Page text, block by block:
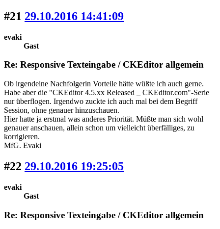
#21 29.10.2016 14:41:09
evaki
Gast
Re: Responsive Texteingabe / CKEditor allgemein
Ob irgendeine Nachfolgerin Vorteile hätte wüßte ich auch gerne.
Habe aber die "CKEditor 4.5.xx Released _ CKEditor.com"-Serie
nur überflogen. Irgendwo zuckte ich auch mal bei dem Begriff
Session, ohne genauer hinzuschauen.
Hier hatte ja erstmal was anderes Priorität. Müßte man sich wohl
genauer anschauen, allein schon um vielleicht überfälliges, zu
korrigieren.
MfG. Evaki
#22 29.10.2016 19:25:05
evaki
Gast
Re: Responsive Texteingabe / CKEditor allgemein